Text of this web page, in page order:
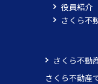
役員紹介
さくら不
さくら不動
さくら不動産